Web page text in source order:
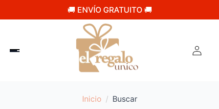
🚚 ENVÍO GRATUITO 🚚
Inicio Buscar